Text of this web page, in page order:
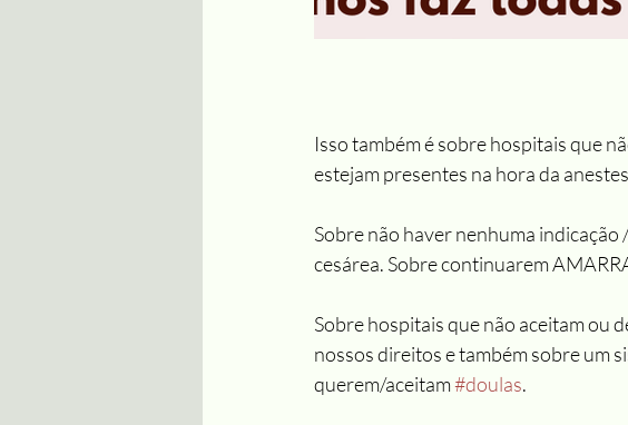
Isso também é sobre hospitais que
estejam presentes na hora da
Sobre não haver nenhuma
cesárea. Sobre continuarem
Sobre hospitais que não aceitam ou
nossos direitos e também sobre um
querem/aceitam #doulas.